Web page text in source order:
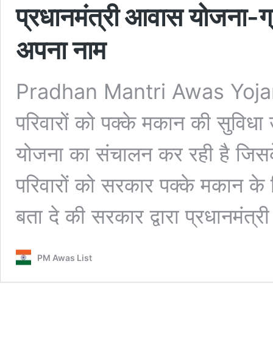
प्रधानमंत्री आवास योजना-
अपना नाम
Pradhan Mantri Awas
परिवारों को पक्के मकान की
योजना का संचालन कर रही है
परिवारों को सरकार पक्के मकान के
बता दे की सरकार द्वारा
PM Awas List